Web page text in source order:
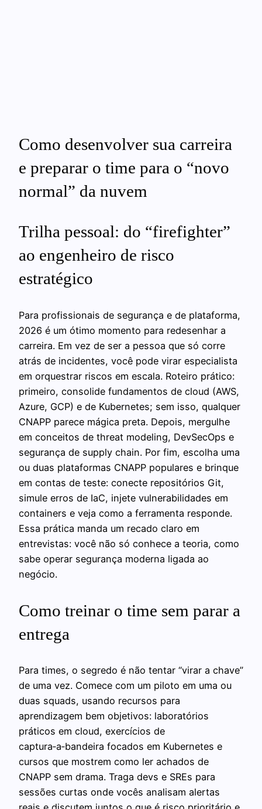
Como desenvolver sua carreira
e preparar o time para o “novo
normal” da nuvem
Trilha pessoal: do “firefighter”
ao engenheiro de risco
estratégico
Para profissionais de segurança e de plataforma,
2026 é um ótimo momento para redesenhar a
carreira. Em vez de ser a pessoa que só corre
atrás de incidentes, você pode virar especialista
em orquestrar riscos em escala. Roteiro prático:
primeiro, consolide fundamentos de cloud (AWS,
Azure, GCP) e de Kubernetes; sem isso, qualquer
CNAPP parece mágica preta. Depois, mergulhe
em conceitos de threat modeling, DevSecOps e
segurança de supply chain. Por fim, escolha uma
ou duas plataformas CNAPP populares e brinque
em contas de teste: conecte repositórios Git,
simule erros de IaC, injete vulnerabilidades em
containers e veja como a ferramenta responde.
Essa prática manda um recado claro em
entrevistas: você não só conhece a teoria, como
sabe operar segurança moderna ligada ao
negócio.
Como treinar o time sem parar a
entrega
Para times, o segredo é não tentar “virar a chave”
de uma vez. Comece com um piloto em uma ou
duas squads, usando recursos para
aprendizagem bem objetivos: laboratórios
práticos em cloud, exercícios de
captura‑a‑bandeira focados em Kubernetes e
cursos que mostrem como ler achados de
CNAPP sem drama. Traga devs e SREs para
sessões curtas onde vocês analisam alertas